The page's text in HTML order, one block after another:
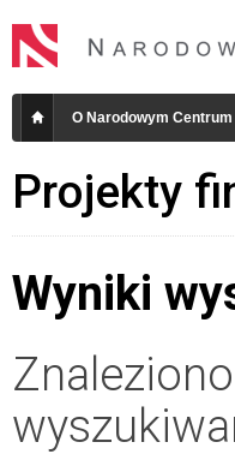
O Narodowym
Projekty
Wyniki